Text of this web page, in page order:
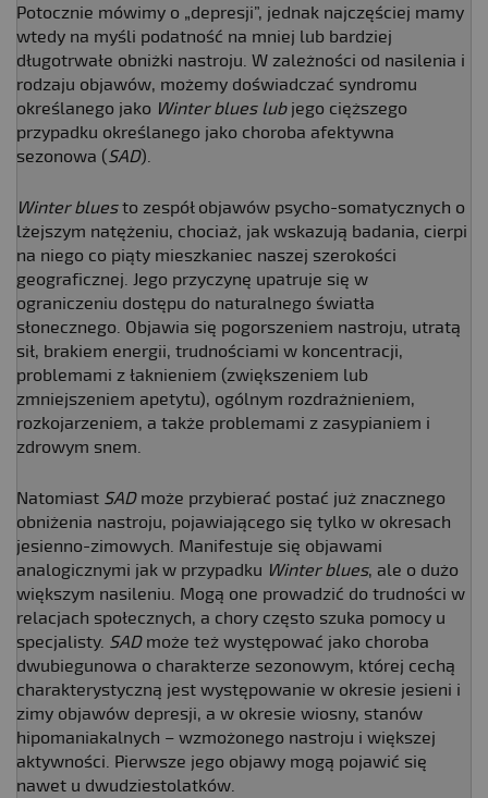
Potocznie mówimy o „depresji”, jednak najczęściej mamy
wtedy na myśli podatność na mniej lub bardziej
długotrwałe obniżki nastroju. W zależności od nasilenia i
rodzaju objawów, możemy doświadczać syndromu
określanego jako Winter blues lubjego cięższego
przypadku określanego jako choroba afektywna
sezonowa (SAD).
Winter bluesto zespół objawów psycho-somatycznych o
lżejszym natężeniu, chociaż, jak wskazują badania, cierpi
na niego co piąty mieszkaniec naszej szerokości
geograficznej. Jego przyczynę upatruje się w
ograniczeniu dostępu do naturalnego światła
słonecznego. Objawia się pogorszeniem nastroju, utratą
sił, brakiem energii, trudnościami w koncentracji,
problemami z łaknieniem (zwiększeniem lub
zmniejszeniem apetytu), ogólnym rozdrażnieniem,
rozkojarzeniem, a także problemami z zasypianiem i
zdrowym snem.
Natomiast SADmoże przybierać postać już znacznego
obniżenia nastroju, pojawiającego się tylko w okresach
jesienno-zimowych. Manifestuje się objawami
analogicznymi jak w przypadku Winter blues, ale o dużo
większym nasileniu. Mogą one prowadzić do trudności w
relacjach społecznych, a chory często szuka pomocy u
specjalisty. SADmoże też występować jako choroba
dwubiegunowa o charakterze sezonowym, której cechą
charakterystyczną jest występowanie w okresie jesieni i
zimy objawów depresji, a w okresie wiosny, stanów
hipomaniakalnych – wzmożonego nastroju i większej
aktywności. Pierwsze jego objawy mogą pojawić się
nawet u dwudziestolatków.